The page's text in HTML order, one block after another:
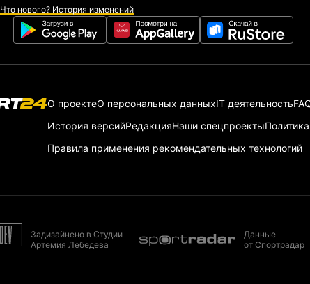
Что нового? История изменений
О проектеО персональных данныхIT деятельность
История версийРедакцияНаши спецпроекты
Правила применения рекомендательных технологий
Задизайнено в Студии
Артемия Лебедева
Данные
от Спортрадар